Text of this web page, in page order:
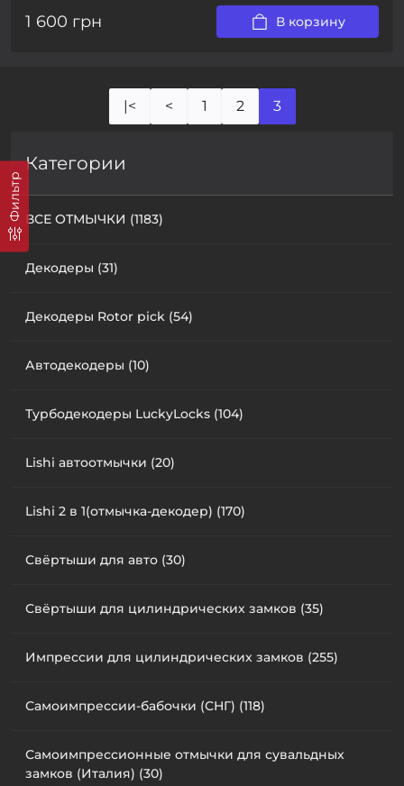
Фильтр
Категории
ВСЕ ОТМЫЧКИ (1183)
Декодеры (31)
Декодеры Rotor pick (54)
Автодекодеры (10)
Турбодекодеры LuckyLocks (104)
Lishi автоотмычки (20)
Lishi 2 в 1(отмычка-декодер) (170)
Свёртыши для авто (30)
Свёртыши для цилиндрических замков (35)
Импрессии для цилиндрических замков (255)
Самоимпрессии-бабочки (СНГ) (118)
Самоимпрессионные отмычки для сувальдных
замков (Италия) (30)
1 600 грн В корзину
|< < 1 2 3